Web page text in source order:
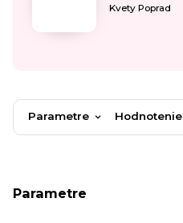
Kvety Poprad
Parametre Hodnotenie
Parametre